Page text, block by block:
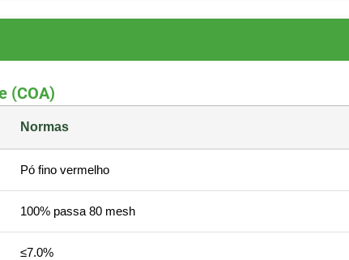
(COA)
Normas
Pó fino vermelho
100% passa 80 mesh
≤7.0%